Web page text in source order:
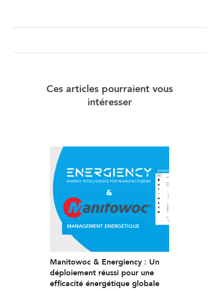
Ces articles pourraient vous
intéresser
MANAGEMENT ENERGÉTIQUE
Manitowoc & Energiency : Un
déploiement réussi pour une
efficacité énergétique globale